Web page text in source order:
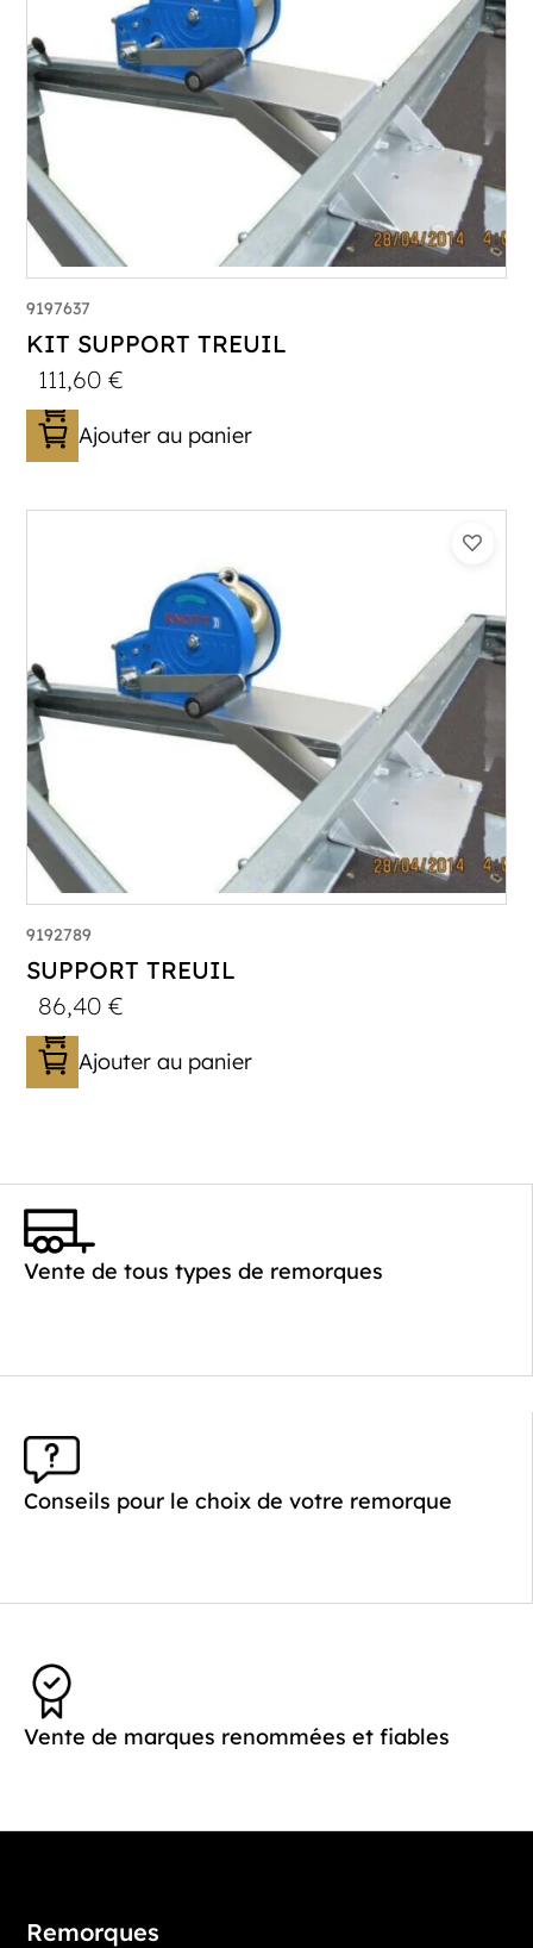
9197637
KIT SUPPORT TREUIL
111,60€
Ajouter au panier
9192789
SUPPORT TREUIL
86,40€
Ajouter au panier
Vente de tous types de remorques
Conseils pour le choix de votre remorque
Vente de marques renommées et fiables
Remorques